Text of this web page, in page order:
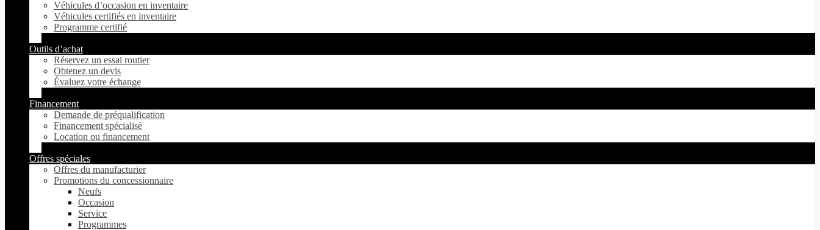
Véhicules d’occasion en inventaire
Véhicules certifiés en inventaire
Programme certifié
Outils d’achat
Réservez un essai routier
Obtenez un devis
Évaluez votre échange
Financement
Demande de préqualification
Financement spécialisé
Location ou financement
Offres spéciales
Offres du manufacturier
Promotions du concessionnaire
Neufs
Occasion
Service
Programmes